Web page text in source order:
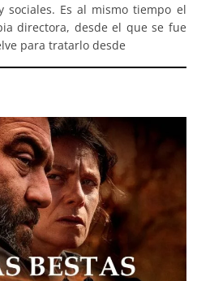
sociales. Es al mismo tiempo el
directora, desde el que se fue
para tratarlo desde